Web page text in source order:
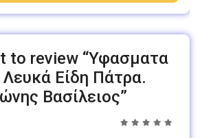
to review “Υφασματα
Είδη Πάτρα.
Βασίλειος”